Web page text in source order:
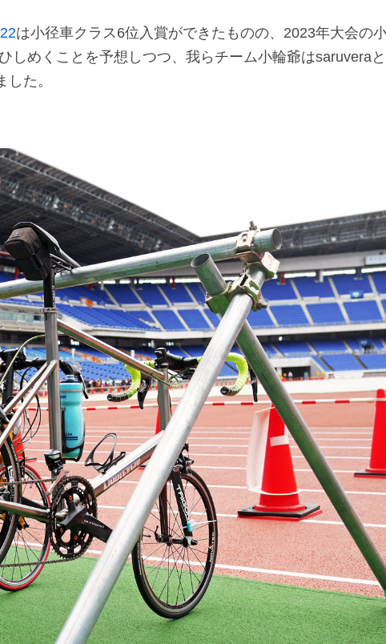
は小径車クラス6位入賞ができたものの、2023年大会の
しめくことを予想しつつ、我らチーム小輪爺はsaruveraと
た。